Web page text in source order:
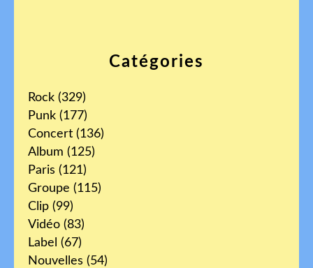
Catégories
Rock (329)
Punk (177)
Concert (136)
Album (125)
Paris (121)
Groupe (115)
Clip (99)
Vidéo (83)
Label (67)
Nouvelles (54)